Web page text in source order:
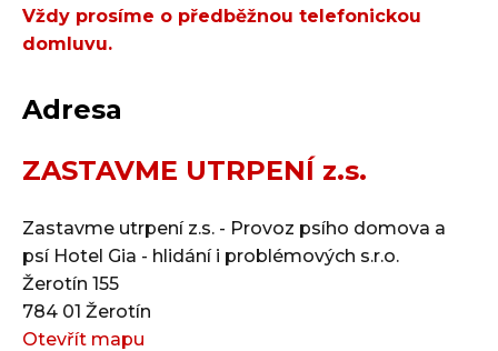
Vždy prosíme o předběžnou telefonickou
domluvu.
Adresa
ZASTAVME UTRPENÍ z.s.
Zastavme utrpení z.s. - Provoz psího domova a
psí Hotel Gia - hlidání i problémových s.r.o.
Žerotín 155
784 01 Žerotín
Otevřít mapu